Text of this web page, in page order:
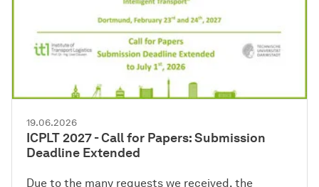
19.06.2026
ICPLT 2027 - Call for Papers: Submission
Deadline Extended
Due to the many requests we received, the